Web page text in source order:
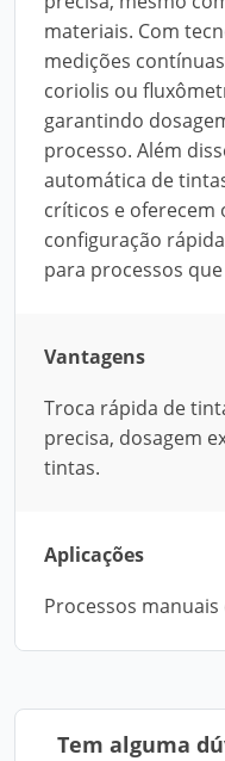
materiais. Com
medições
coriolis ou
garantindo
processo. Além
automática de
críticos e oferecem
configuração
para processos
Vantagens
Troca rápida de
precisa, dosagem
tintas.
Aplicações
Processos
Tem alguma